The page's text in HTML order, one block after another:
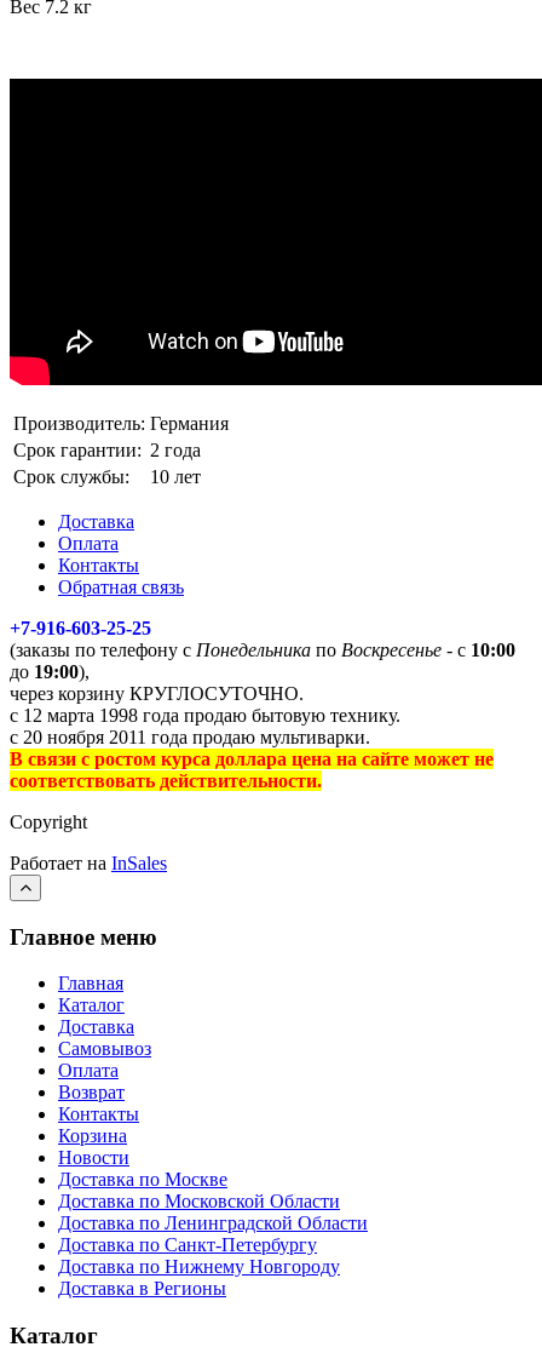
Вес 7.2 кг
Производитель: Германия
Срок гарантии: 2 года
Срок службы:
10 лет
Доставка
Оплата
Контакты
Обратная связь
+7-916-603-25-25
(заказы по телефону с Понедельника по Воскресенье - с 10:00
до 19:00),
через корзину КРУГЛОСУТОЧНО.
с 12 марта 1998 года продаю бытовую технику.
с 20 ноября 2011 года продаю мультиварки.
В связи с ростом курса доллара цена на сайте может не
соответствовать действительности.
Copyright
Работает на InSales
Главное меню
Главная
Каталог
Доставка
Самовывоз
Оплата
Возврат
Контакты
Корзина
Новости
Доставка по Москве
Доставка по Московской Области
Доставка по Ленинградской Области
Доставка по Санкт-Петербургу
Доставка по Нижнему Новгороду
Доставка в Регионы
Каталог